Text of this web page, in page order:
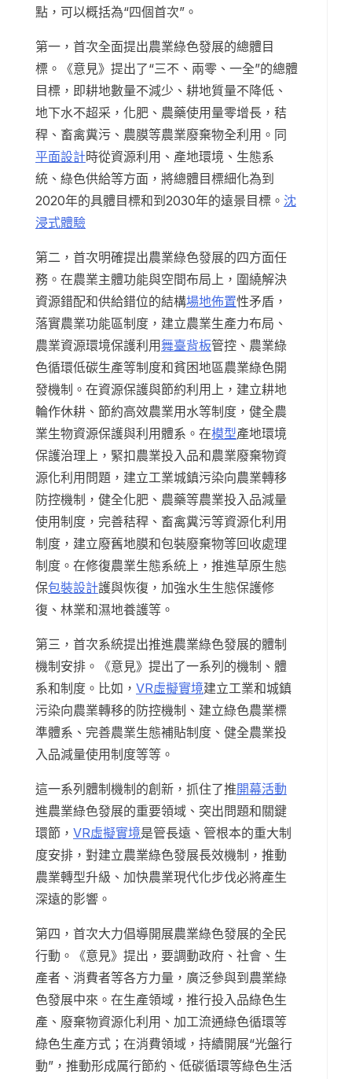
點，可以概括為“四個首次”。
第一，首次全面提出農業綠色發展的總體目
標。《意見》提出了“三不、兩零、一全”的總體
目標，即耕地數量不減少、耕地質量不降低、
地下水不超采，化肥、農藥使用量零增長，秸
稈、畜禽糞污、農膜等農業廢棄物全利用。同
平面設計時從資源利用、產地環境、生態系
統、綠色供給等方面，將總體目標細化為到
2020年的具體目標和到2030年的遠景目標。 沈
浸式體驗
第二，首次明確提出農業綠色發展的四方面任
務。在農業主體功能與空間布局上，圍繞解決
資源錯配和供給錯位的結構場地佈置性矛盾，
落實農業功能區制度，建立農業生產力布局、
農業資源環境保護利用舞臺背板管控、農業綠
色循環低碳生產等制度和貧困地區農業綠色開
發機制。在資源保護與節約利用上，建立耕地
輪作休耕、節約高效農業用水等制度，健全農
業生物資源保護與利用體系。在模型產地環境
保護治理上，緊扣農業投入品和農業廢棄物資
源化利用問題，建立工業城鎮污染向農業轉移
防控機制，健全化肥、農藥等農業投入品減量
使用制度，完善秸稈、畜禽糞污等資源化利用
制度，建立廢舊地膜和包裝廢棄物等回收處理
制度。在修復農業生態系統上，推進草原生態
保包裝設計護與恢復，加強水生生態保護修
復、林業和濕地養護等。
第三，首次系統提出推進農業綠色發展的體制
機制安排。《意見》提出了一系列的機制、體
系和制度。比如， VR虛擬實境建立工業和城鎮
污染向農業轉移的防控機制、建立綠色農業標
準體系、完善農業生態補貼制度、健全農業投
入品減量使用制度等等。
這一系列體制機制的創新，抓住了推開幕活動
進農業綠色發展的重要領域、突出問題和關鍵
環節， VR虛擬實境是管長遠、管根本的重大制
度安排，對建立農業綠色發展長效機制，推動
農業轉型升級、加快農業現代化步伐必將產生
深遠的影響。
第四，首次大力倡導開展農業綠色發展的全民
行動。《意見》提出，要調動政府、社會、生
產者、消費者等各方力量，廣泛參與到農業綠
色發展中來。在生產領域，推行投入品綠色生
產、廢棄物資源化利用、加工流通綠色循環等
綠色生產方式；在消費領域，持續開展“光盤行
動”，推動形成厲行節約、低碳循環等綠色生活